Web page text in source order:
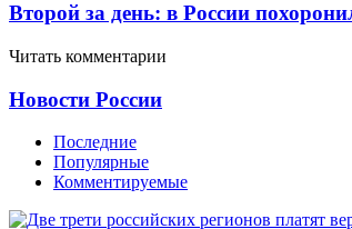
Второй за день: в России
Читать комментарии
Новости России
Последние
Популярные
Комментируемые